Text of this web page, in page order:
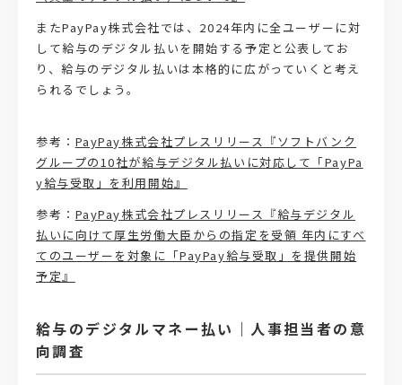
またPayPay株式会社では、2024年内に全ユーザーに対
して給与のデジタル払いを開始する予定と公表してお
り、給与のデジタル払いは本格的に広がっていくと考え
られるでしょう。
参考： PayPay株式会社プレスリリース『ソフトバンク
グループの10社が給与デジタル払いに対応して「PayPa
y給与受取」を利用開始』
参考： PayPay株式会社プレスリリース『給与デジタル
払いに向けて厚生労働大臣からの指定を受領 年内にすべ
てのユーザーを対象に「PayPay給与受取」を提供開始
予定』
給与のデジタルマネー払い｜人事担当者の意
向調査